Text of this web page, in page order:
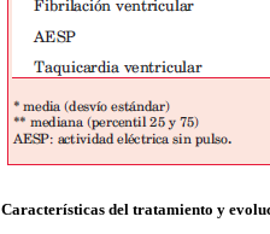
Características del tratamiento y